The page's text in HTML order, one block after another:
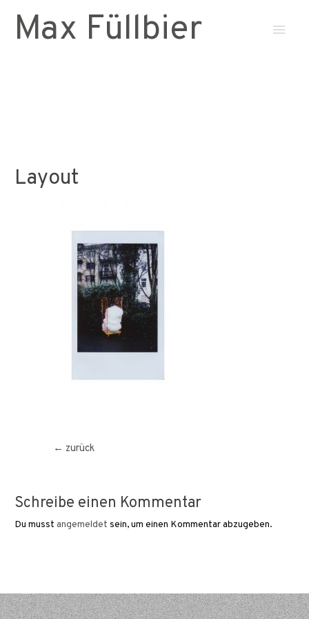
Max Füllbier
Layout
Beitragsnavigation
← zurück
Schreibe einen Kommentar
Du musstangemeldet sein, um einen Kommentar abzugeben.